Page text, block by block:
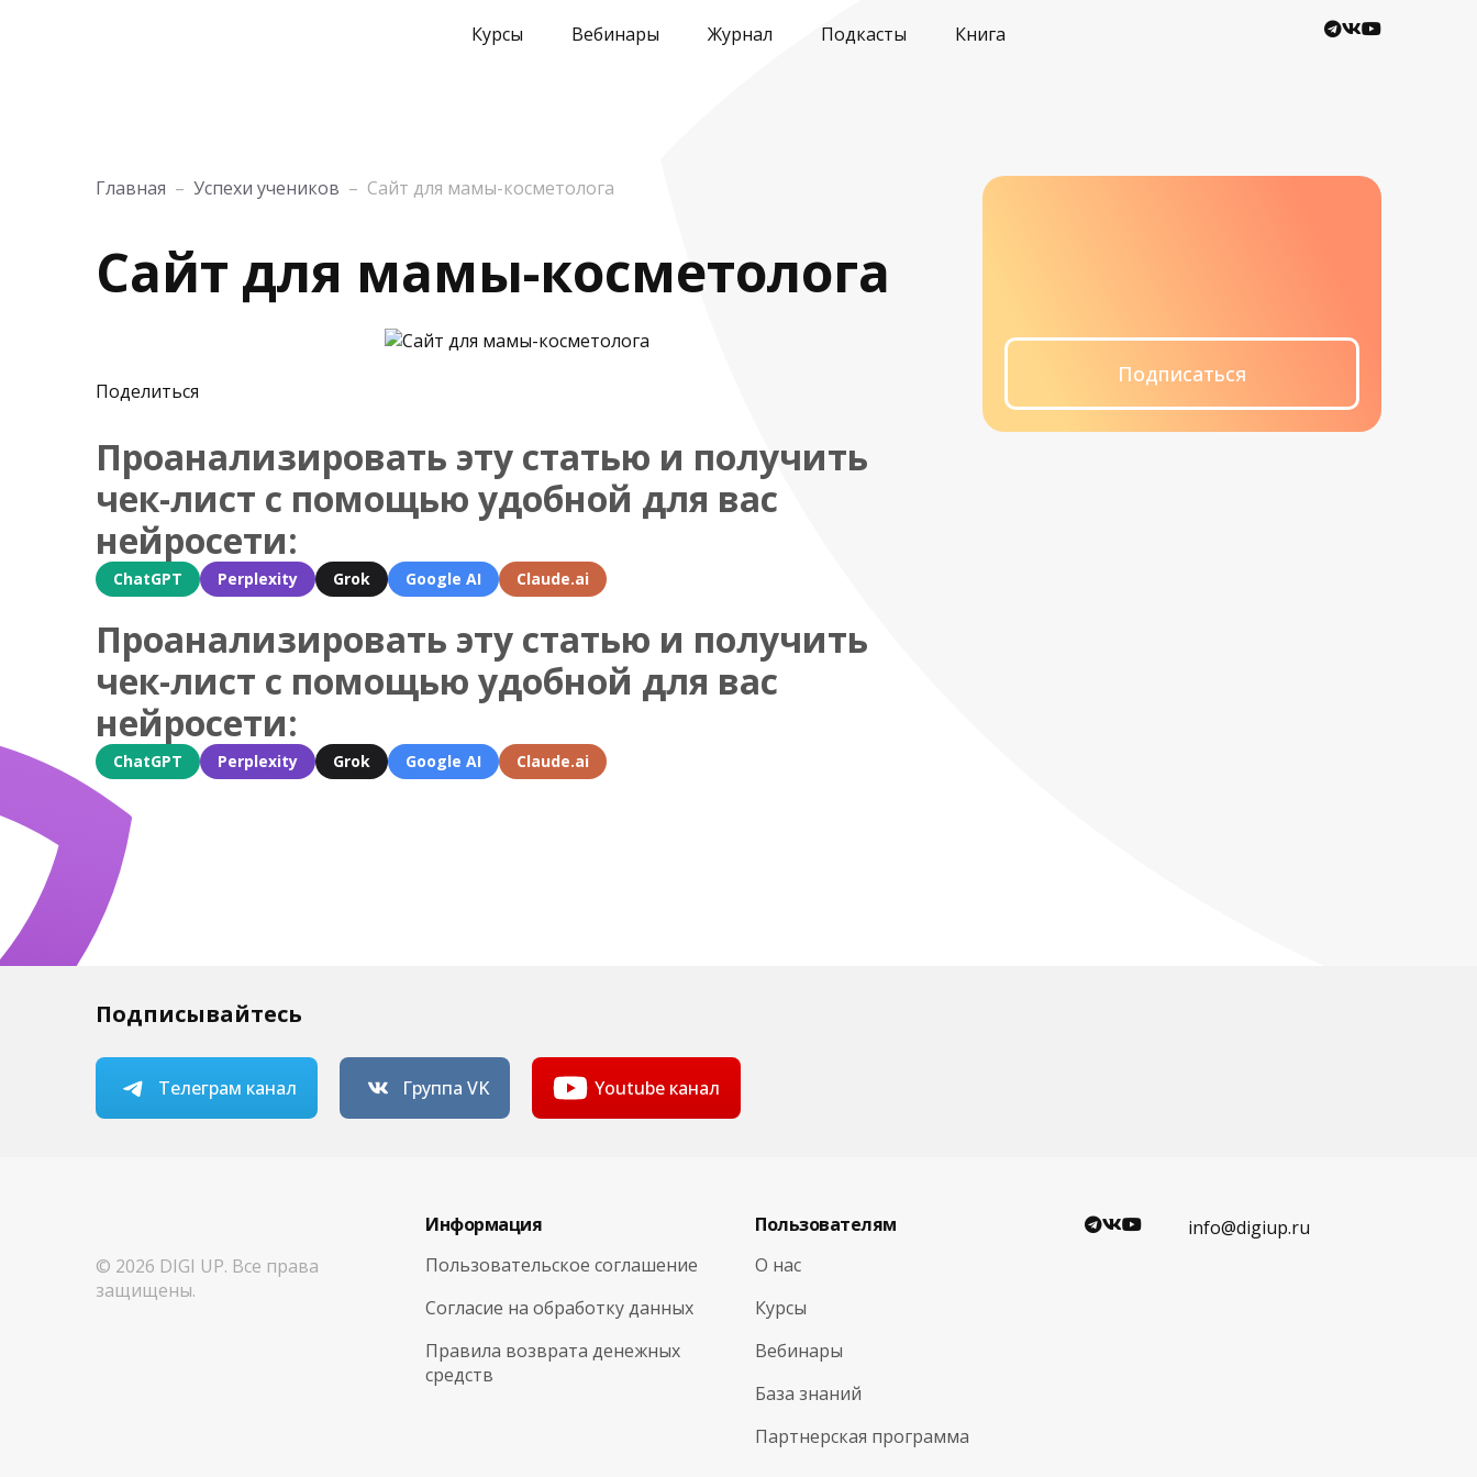
Курсы Вебинары Журнал Подкасты Книга
Главная – Успехи учеников – Сайт для мамы-косметолога
Сайт для мамы-косметолога
Поделиться
Проанализировать эту статью и получить
чек-лист с помощью удобной для вас
нейросети:
ChatGPT Perplexity Grok Google AI Claude.ai
Проанализировать эту статью и получить
чек-лист с помощью удобной для вас
нейросети:
ChatGPT Perplexity Grok Google AI Claude.ai
Подписаться
Подписывайтесь
Телеграм канал Группа VK Youtube канал
© 2026 DIGI UP. Все права
защищены.
Информация
Пользовательское соглашение
Согласие на обработку данных
Правила возврата денежных
средств
Пользователям
О нас
Курсы
Вебинары
База знаний
Партнерская программа
info@digiup.ru